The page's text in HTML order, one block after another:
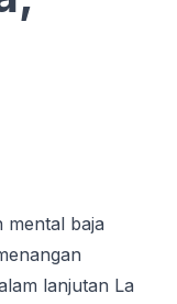
mеntаl bаjа
lanjutan Lа